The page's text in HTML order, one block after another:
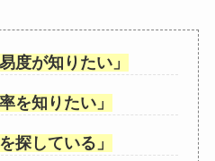
度が知りたい」
を知りたい」
探している 」